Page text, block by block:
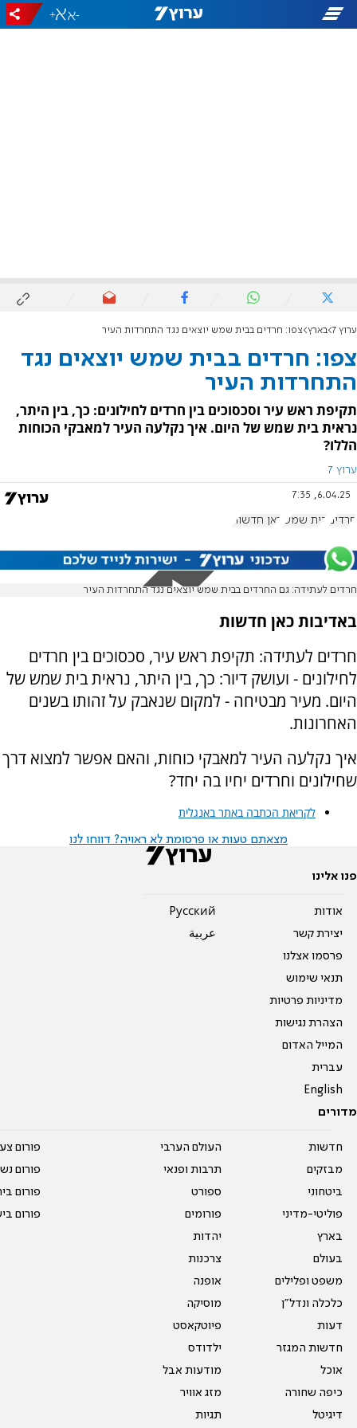
-
+
ערוץ 7 בארץ צפו: חרדים בבית שמש יוצאים נגד התחרדות העיר
צפו: חרדים בבית שמש יוצאים נגד
התחרדות העיר
תקיפת ראש עיר וסכסוכים בין חרדים לחילונים: כך, בין היתר,
נראית בית שמש של היום. איך נקלעה העיר למאבקי הכוחות
הללו?
ערוץ 7
6.04.25, 7:35
חרדים בית שמש כאן חדשות
חרדים לעתידה: גם החרדים בבית שמש יוצאים נגד התחרדות העיר
באדיבות כאן חדשות
חרדים לעתידה: תקיפת ראש עיר, סכסוכים בין חרדים
לחילונים - ועושק דיור: כך, בין היתר, נראית בית שמש של
היום. מעיר מבטיחה - למקום שנאבק על זהותו בשנים
האחרונות.
איך נקלעה העיר למאבקי כוחות, והאם אפשר למצוא דרך
שחילונים וחרדים יחיו בה יחד?
לקריאת הכתבה באתר באנגלית
מצאתם טעות או פרסומת לא ראויה? דווחו לנו
פנו אלינו
אודות
יצירת קשר
פרסמו אצלנו
תנאי שימוש
מדיניות פרטיות
הצהרת נגישות
המייל האדום
עברית
English
Pусский
عربية
מדורים
חדשות
מבזקים
ביטחוני
פוליטי-מדיני
בארץ
בעולם
משפט ופלילים
כלכלה ונדל"ן
דעות
חדשות המגזר
אוכל
כיפה שחורה
דיגיטל
העולם הערבי
תרבות ופנאי
ספורט
פורומים
יהדות
צרכנות
אופנה
מוסיקה
פיוטקאסט
ילדודס
מודעות אבל
מזג אוויר
תגיות
פורום
פורום
פורום
פורום